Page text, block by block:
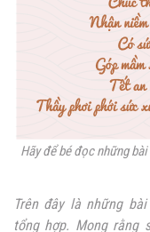
Hãy để bé đọc những
Trên đây là những bài
tổng hợp. Mong rằng